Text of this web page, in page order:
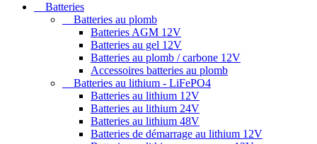
Batteries
Batteries au plomb
Batteries AGM 12V
Batteries au gel 12V
Batteries au plomb / carbone 12V
Accessoires batteries au plomb
Batteries au lithium - LiFePO4
Batteries au lithium 12V
Batteries au lithium 24V
Batteries au lithium 48V
Batteries de démarrage au lithium 12V